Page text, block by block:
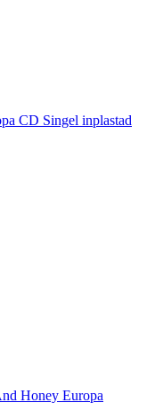
CD Singel inplastad
Honey Europa